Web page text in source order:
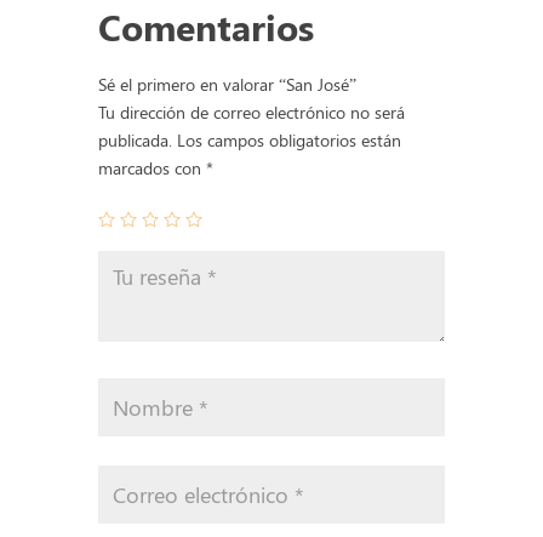
Comentarios
Sé el primero en valorar “San José”
Tu dirección de correo electrónico no será
publicada. Los campos obligatorios están
marcados con *